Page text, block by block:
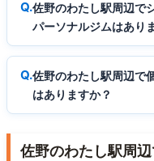
佐野のわたし駅周辺で
パーソナルジムはあり
佐野のわたし駅周辺で
はありますか？
佐野のわたし駅周